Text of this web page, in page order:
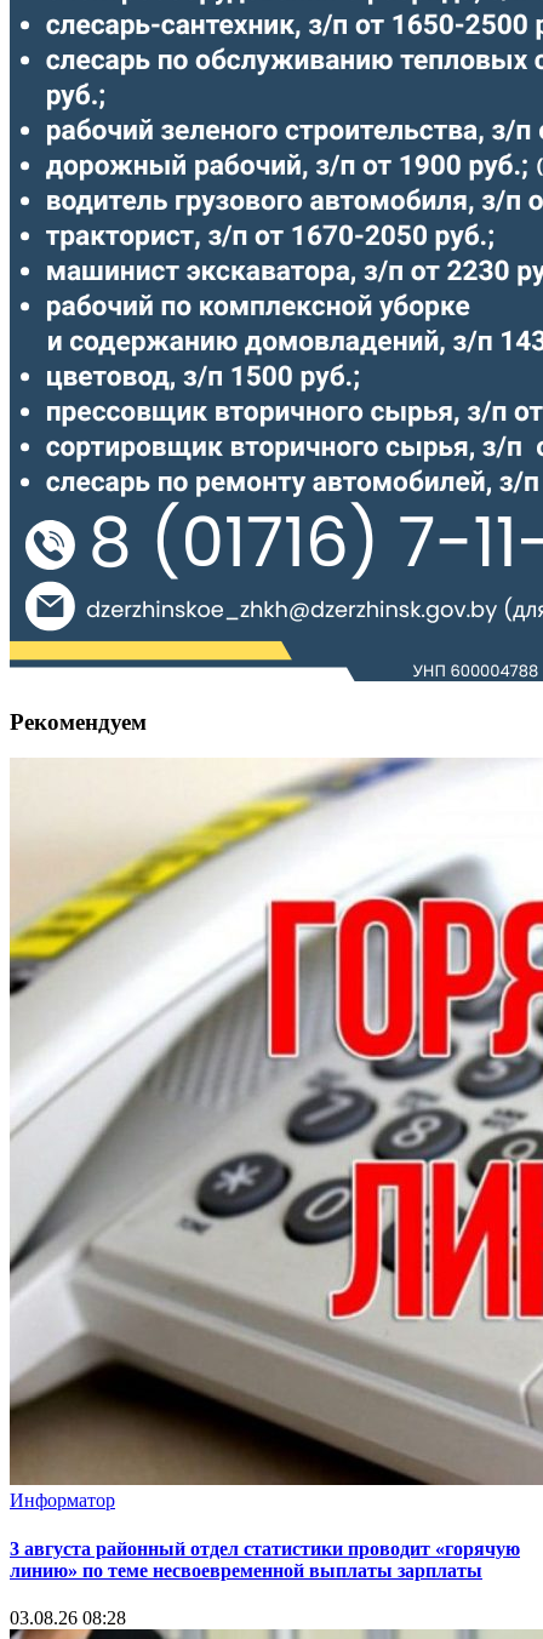
Рекомендуем
Информатор
3 августа районный отдел статистики проводит «горячую
линию» по теме несвоевременной выплаты зарплаты
03.08.26 08:28